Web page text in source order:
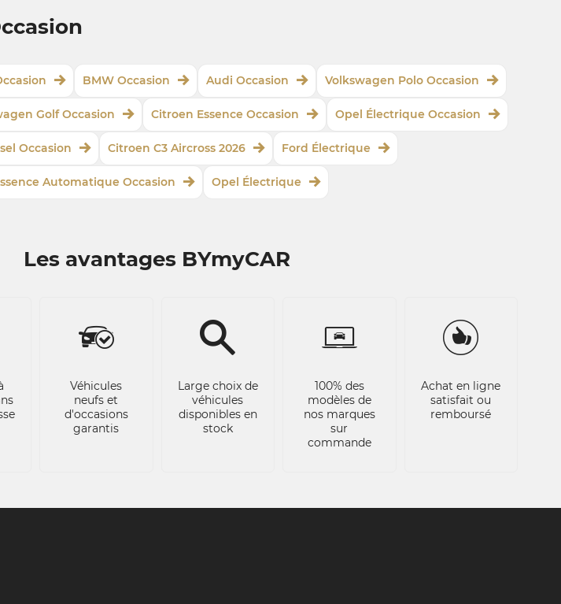
BMW Occasion Audi Occasion Volkswagen Polo Occasion
Golf Occasion Citroen Essence Occasion Opel Électrique Occasion
Occasion Citroen C3 Aircross 2026 Ford Électrique
Automatique Occasion Opel Électrique
Les avantages BYmyCAR
Véhicules
neufs et
d'occasions
garantis
Large choix de
véhicules
disponibles en
stock
100% des
modèles de
nos marques
sur
commande
Achat en ligne
satisfait ou
remboursé